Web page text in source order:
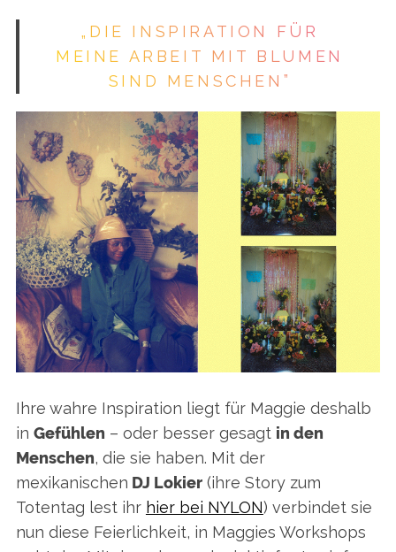
„DIE INSPIRATION FÜR
MEINE ARBEIT MIT BLUMEN
SIND MENSCHEN”
Ihre wahre Inspiration liegt für Maggie deshalb
in Gefühlen – oder besser gesagt in den
Menschen, die sie haben. Mit der
mexikanischen DJ Lokier(ihre Story zum
Totentag lest ihr hier bei NYLON) verbindet sie
nun diese Feierlichkeit, in Maggies Workshops